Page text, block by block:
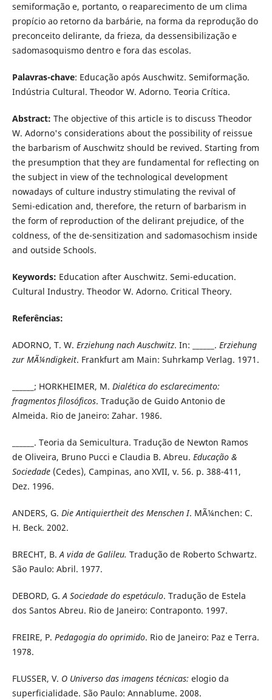
semiformação e, portanto, o reaparecimento de um clima
propício ao retorno da barbárie, na forma da reprodução do
preconceito delirante, da frieza, da dessensibilização e
sadomasoquismo dentro e fora das escolas.
Palavras-chave: Educação após Auschwitz. Semiformação.
Indústria Cultural. Theodor W. Adorno. Teoria Crítica.
Abstract: The objective of this article is to discuss Theodor
W. Adorno's considerations about the possibility of reissue
the barbarism of Auschwitz should be revived. Starting from
the presumption that they are fundamental for reflecting on
the subject in view of the technological development
nowadays of culture industry stimulating the revival of
Semi-edication and, therefore, the return of barbarism in
the form of reproduction of the delirant prejudice, of the
coldness, of the de-sensitization and sadomasochism inside
and outside Schools.
Keywords: Education after Auschwitz. Semi-education.
Cultural Industry. Theodor W. Adorno. Critical Theory.
Referências:
ADORNO, T. W. Erziehung nach Auschwitz. In: ______. Erziehung
zur MÃ¼ndigkeit. Frankfurt am Main: Suhrkamp Verlag. 1971.
______; HORKHEIMER, M. Dialética do esclarecimento:
fragmentos filosóficos. Tradução de Guido Antonio de
Almeida. Rio de Janeiro: Zahar. 1986.
______. Teoria da Semicultura. Tradução de Newton Ramos
de Oliveira, Bruno Pucci e Claudia B. Abreu. Educação &
Sociedade (Cedes), Campinas, ano XVII, v. 56. p. 388-411,
Dez. 1996.
ANDERS, G. Die Antiquiertheit des Menschen I. MÃ¼nchen: C.
H. Beck. 2002.
BRECHT, B.A vida de Galileu. Tradução de Roberto Schwartz.
São Paulo: Abril. 1977.
DEBORD, G.A Sociedade do espetáculo. Tradução de Estela
dos Santos Abreu. Rio de Janeiro: Contraponto. 1997.
FREIRE, P. Pedagogia do oprimido. Rio de Janeiro: Paz e Terra.
1978.
FLUSSER, V. O Universo das imagens técnicas: elogio da
superficialidade. São Paulo: Annablume. 2008.